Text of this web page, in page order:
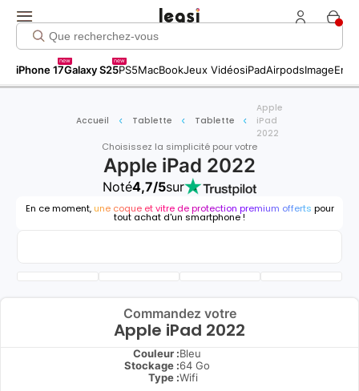
iPhone 17
new
Galaxy S25
new
PS5MacBookJeux VidéosiPadAirpodsImage
Accueil Tablette Tablette
Apple
iPad
2022
Choisissez la simplicité pour votre
Apple iPad 2022
Noté4,7/5sur
En ce moment, une coque et vitre de protection premium offerts pour
tout achat d'un smartphone !
Commandez votre
Apple iPad 2022
Couleur :Bleu
Stockage :64 Go
Type :Wifi